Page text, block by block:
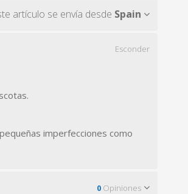
artículo se envía desde Spain
Esconder
imperfecciones como
0 Opiniones